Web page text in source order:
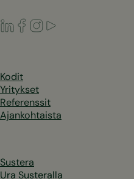
LinkedIn
Facebook
Instagram
Kodit
Yritykset
Referenssit
Ajankohtaista
Sustera
Ura Susteralla